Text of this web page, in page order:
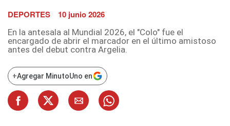
DEPORTES 10 junio 2026
En la antesala al Mundial 2026, el "Colo" fue el
encargado de abrir el marcador en el último amistoso
antes del debut contra Argelia.
+Agregar MinutoUno en